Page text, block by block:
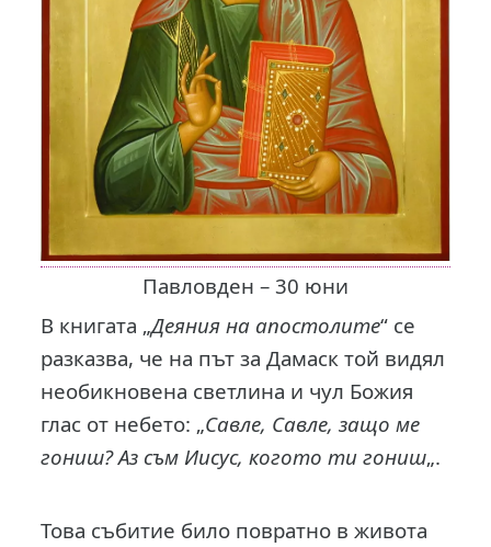
Павловден – 30 юни
В книгата „Деяния на апостолите“ се
разказва, че на път за Дамаск той видял
необикновена светлина и чул Божия
глас от небето: „Савле, Савле, защо ме
гониш? Аз съм Иисус, когото ти гониш„.
Това събитие било повратно в живота